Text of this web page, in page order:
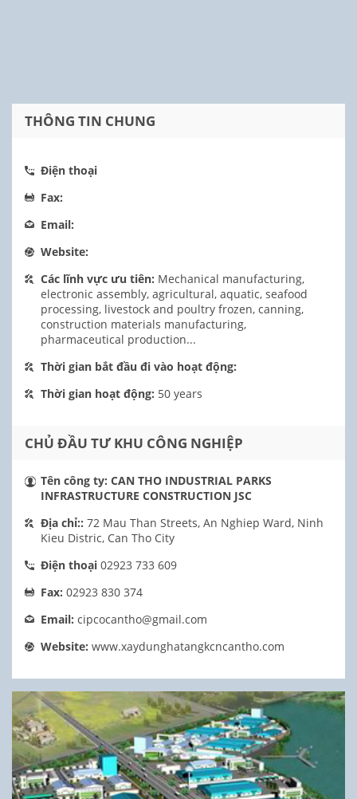
THÔNG TIN CHUNG
Điện thoại
Fax:
Email:
Website:
Các lĩnh vực ưu tiên: Mechanical manufacturing,
electronic assembly, agricultural, aquatic, seafood
processing, livestock and poultry frozen, canning,
construction materials manufacturing,
pharmaceutical production...
Thời gian bắt đầu đi vào hoạt động:
Thời gian hoạt động: 50 years
CHỦ ĐẦU TƯ KHU CÔNG NGHIỆP
Tên công ty: CAN THO INDUSTRIAL PARKS
INFRASTRUCTURE CONSTRUCTION JSC
Địa chỉ:: 72 Mau Than Streets, An Nghiep Ward, Ninh
Kieu Distric, Can Tho City
Điện thoại 02923 733 609
Fax: 02923 830 374
Email: cipcocantho@gmail.com
Website: www.xaydunghatangkcncantho.com